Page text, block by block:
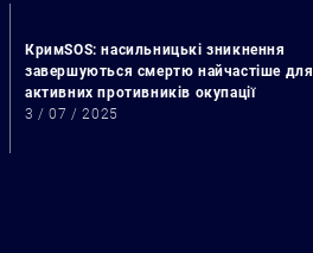
КримSOS: насильницькі зникнення
завершуються смертю найчастіше для
активних противників окупації
3 / 07 / 2025